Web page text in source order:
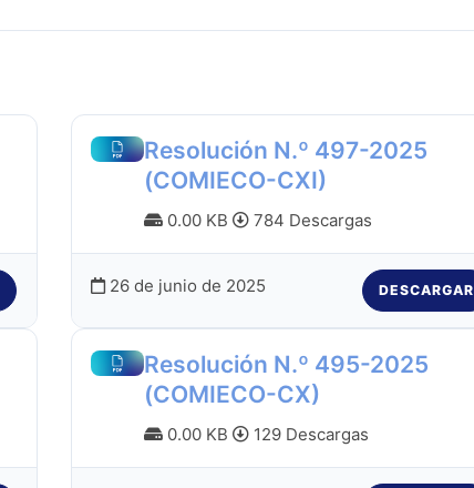
Resolución N.º 497-2025
(COMIECO-CXI)
0.00 KB 784 Descargas
26 de junio de 2025 DESCARGAR
Resolución N.º 495-2025
(COMIECO-CX)
0.00 KB 129 Descargas